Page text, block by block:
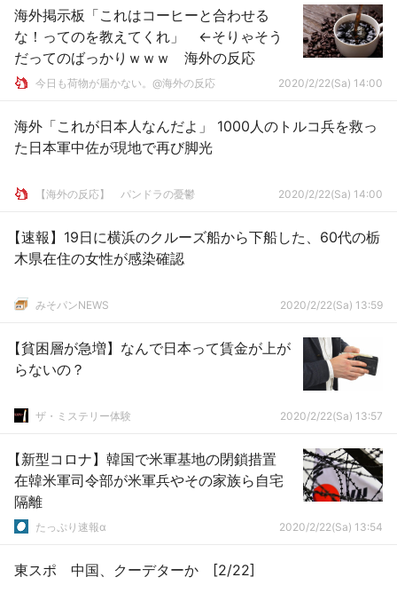
海外掲示板「これはコーヒーと合わせる
な！ってのを教えてくれ」 ←そりゃそう
だってのばっかりｗｗｗ 海外の反応
今日も荷物が届かない。@海外の反応 2020/2/22(Sa) 14:00
海外「これが日本人なんだよ」 1000人のトルコ兵を救っ
た日本軍中佐が現地で再び脚光
【海外の反応】 パンドラの憂鬱 2020/2/22(Sa) 14:00
【速報】19日に横浜のクルーズ船から下船した、60代の栃
木県在住の女性が感染確認
みそパンNEWS 2020/2/22(Sa) 13:59
【貧困層が急増】なんで日本って賃金が上が
らないの？
ザ・ミステリー体験 2020/2/22(Sa) 13:57
【新型コロナ】韓国で米軍基地の閉鎖措置
在韓米軍司令部が米軍兵やその家族ら自宅
隔離
たっぷり速報α 2020/2/22(Sa) 13:54
東スポ 中国、クーデターか [2/22]